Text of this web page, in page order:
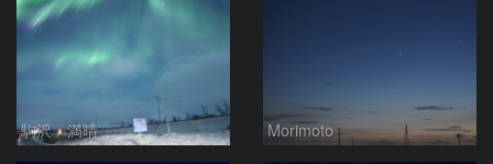
駒沢 満晴 Morimoto